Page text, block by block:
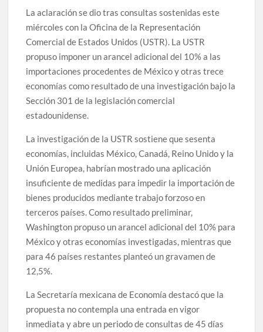
La aclaración se dio tras consultas sostenidas este
miércoles con la Oficina de la Representación
Comercial de Estados Unidos (USTR). La USTR
propuso imponer un arancel adicional del 10% a las
importaciones procedentes de México y otras trece
economías como resultado de una investigación bajo la
Sección 301 de la legislación comercial
estadounidense.
La investigación de la USTR sostiene que sesenta
economías, incluidas México, Canadá, Reino Unido y la
Unión Europea, habrían mostrado una aplicación
insuficiente de medidas para impedir la importación de
bienes producidos mediante trabajo forzoso en
terceros países. Como resultado preliminar,
Washington propuso un arancel adicional del 10% para
México y otras economías investigadas, mientras que
para 46 países restantes planteó un gravamen de
12,5%.
La Secretaría mexicana de Economía destacó que la
propuesta no contempla una entrada en vigor
inmediata y abre un periodo de consultas de 45 días